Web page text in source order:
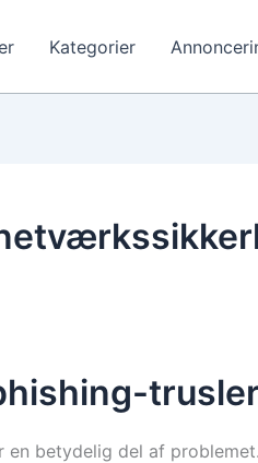
Kategorier
trusler
en betydelig del af